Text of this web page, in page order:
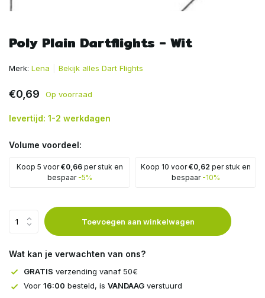
Poly Plain Dartflights - Wit
Merk: Lena Bekijk alles Dart Flights
€0,69 Op voorraad
levertijd: 1-2 werkdagen
Volume voordeel:
Koop 5 voor€0,66per stuk en
bespaar -5%
Koop 10 voor€0,62 per stuk en
bespaar -10%
Toevoegen aan winkelwagen
Wat kan je verwachten van ons?
GRATIS verzending vanaf 50€
Voor 16:00 besteld, is VANDAAG verstuurd